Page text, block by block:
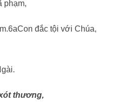
phạm,
đắc tội với Chúa,
thương,